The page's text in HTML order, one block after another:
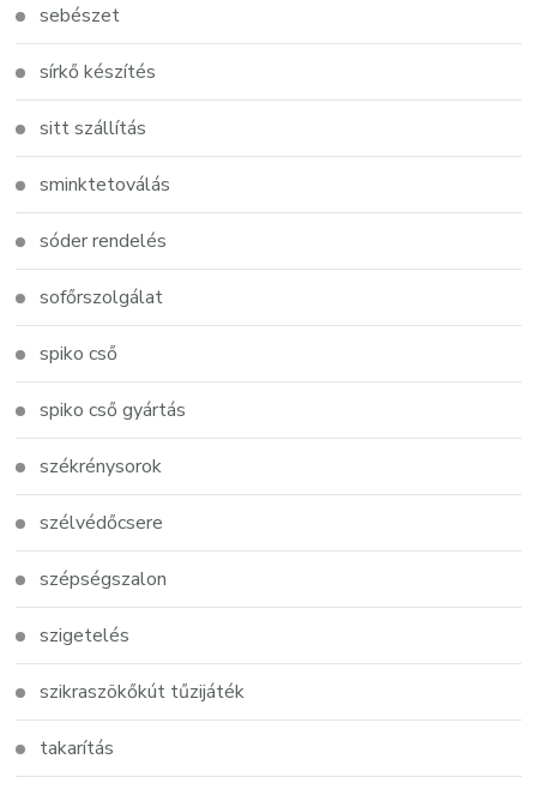
sebészet
sírkő készítés
sitt szállítás
sminktetoválás
sóder rendelés
sofőrszolgálat
spiko cső
spiko cső gyártás
székrénysorok
szélvédőcsere
szépségszalon
szigetelés
szikraszökőkút tűzijáték
takarítás